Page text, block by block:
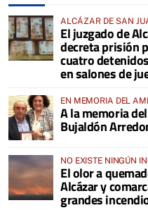
ALCÁZAR DE SAN
El juzgado de
decreta prisión
cuatro
en salones de
EN MEMORIA DEL
ANIMALES
A la memoria
Bujaldón
NO EXISTE NINGÚN
COMARCA
El olor a
Alcázar y
grandes